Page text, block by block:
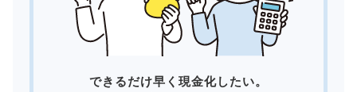
できるだけ早く現金化したい。